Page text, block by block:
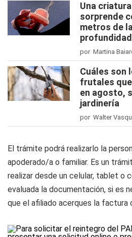
Una
sorprende
metros de
por Martina
Cuáles son
frutales
en agosto,
jardinería
por Walter
El trámite podrá realizarlo la
apoderado/a o familiar. Es un
realizar desde un celular, tablet o
evaluada la documentación, si es
que el afiliado acerques la factura